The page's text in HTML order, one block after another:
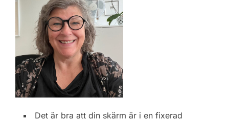
Det är bra att din skärm är i en fixerad